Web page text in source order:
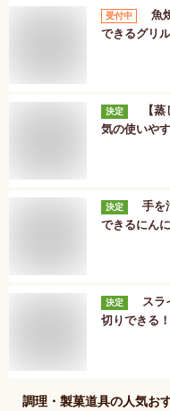
受付中
魚
できるグリ
決定
【
気の使いや
決定
手を
できるにん
決定
スラ
切りできる
調理・製菓道具の人気お